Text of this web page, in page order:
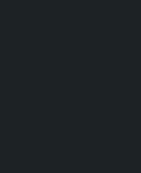
इसी तरह,
संघीय मामलों
स्वास्थ्य और
इसी तरह,
विधेयक-2083